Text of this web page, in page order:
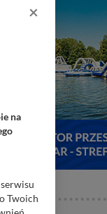
×
na
Twoich